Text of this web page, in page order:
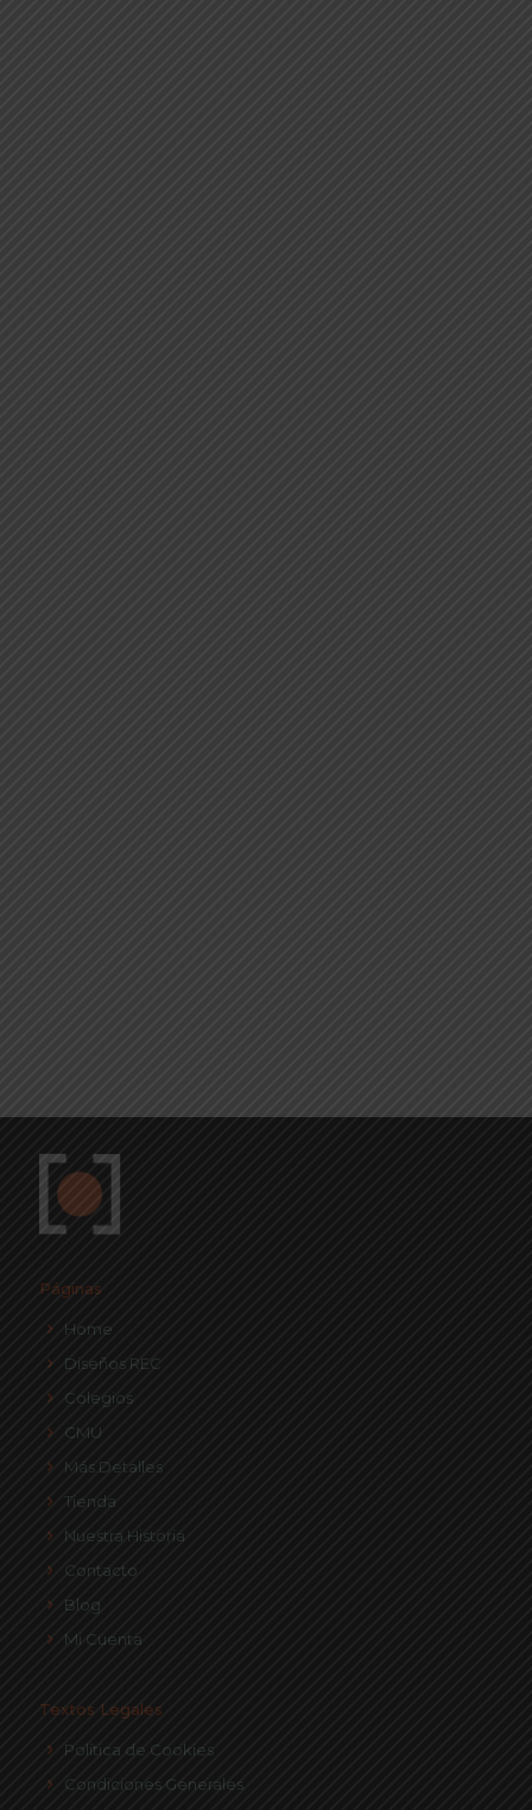
Páginas
Home
Diseños REC
Colegios
CMU
Más Detalles
Tienda
Nuestra Historia
Contacto
Blog
Mi Cuenta
Textos Legales
Política de Cookies
Condiciones Generales